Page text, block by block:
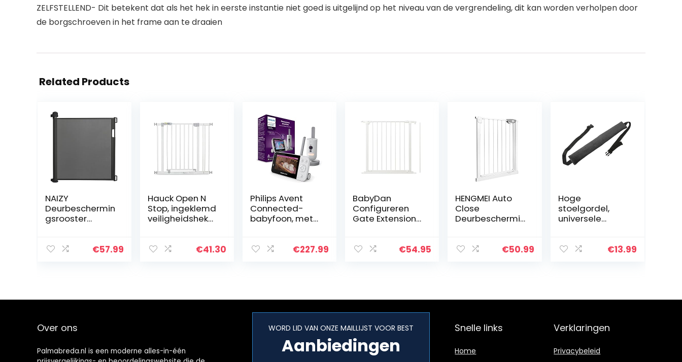
ZELFSTELLEND- Dit betekent dat als het hek in eerste instantie niet goed is uitgelijnd op het niveau van de vergrendeling, dit kan worden verholpen door
de borgschroeven in het frame aan te draaien
Related Products
NAIZY
Deurbeschermin
gsrooster
trapbeschermin
€57.99
Hauck Open N
Stop, ingeklemd
veiligheidshek
cm, uit te
€41.30
Philips Avent
Connected-
babyfoon, met
Connect-
€227.99
BabyDan
Configureren
Gate Extension
€54.95
HENGMEI Auto
Close
Deurbeschermin
drukbevestiging,
€50.99
Hoge
stoelgordel,
universele
el, hoge
€13.99
Over ons
Palmabreda.nl is een moderne alles-in-één
WORD LID VAN ONZE MAILLIJST VOOR BEST
Aanbiedingen
Snelle links
Home
Verklaringen
Privacybeleid